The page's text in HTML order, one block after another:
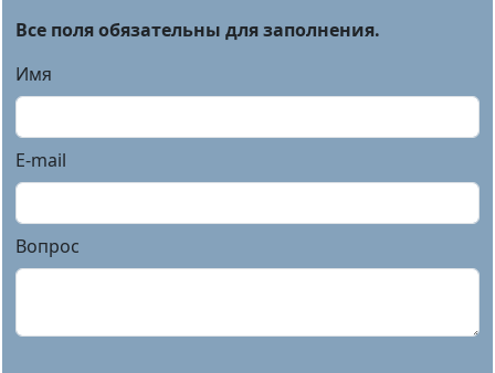
Имя
E-mail
Вопрос
Все поля обязательны для заполнения.